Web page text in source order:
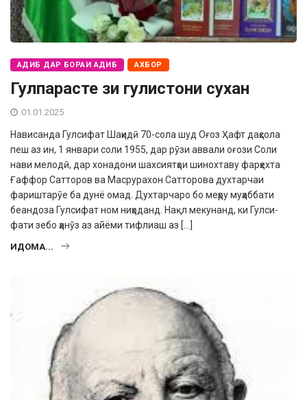
АДИБ ДАР БОРАИ АДИБ АХБОР
Гулпарасте зи гулистони сухан
01.01.2025
Нависанда Гулсифат Шаҳидӣ 70-сола шуд Оғоз Ҳафт даҳсола
пеш аз ин, 1 янва­ри соли 1955, дар рӯзи аввали оғози Соли
нави мелодӣ, дар хонадони шахсиятҳои шинохтаву фарҳехта
Ғаффор Сатторов ва Масрурахон Сатторова духтарчаи
фариштарӯе ба дунё омад. Духтарчаро бо меҳру муҳаббати
беандоза Гулсифат ном ниҳоданд. Нақл мекунанд, ки Гулси­
фати зебо ҳанӯз аз айёми тифлиаш аз […]
ИДОМА...